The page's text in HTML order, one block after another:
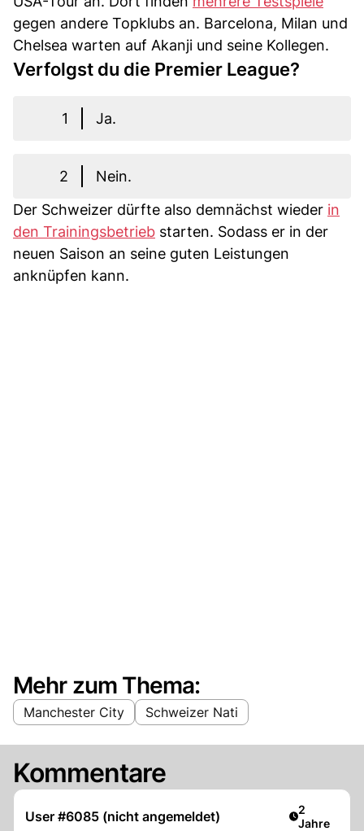
gegen andere Topklubs an. Barcelona, Milan und
Chelsea warten auf Akanji und seine Kollegen.
Verfolgst du die Premier League?
1 Ja.
2
Nein.
Der Schweizer dürfte also demnächst wieder in
den Trainingsbetrieb starten. Sodass er in der
neuen Saison an seine guten Leistungen
anknüpfen kann.
Mehr zum Thema:
Manchester City Schweizer Nati
Kommentare
User #6085 (nicht angemeldet) Artikel
2
Jahre